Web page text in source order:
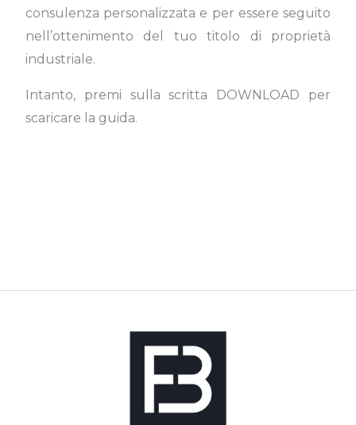
consulenza personalizzata e per essere seguito
nell’ottenimento del tuo titolo di proprietà
industriale.
Intanto, premi sulla scritta DOWNLOAD per
scaricare la guida.